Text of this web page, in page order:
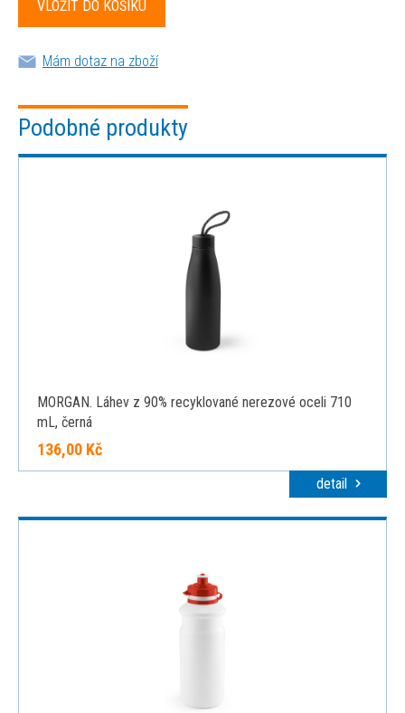
Mám dotaz na zboží
Podobné produkty
MORGAN. Láhev z 90% recyklované nerezové oceli 710
mL, černá
136,00 Kč
detail